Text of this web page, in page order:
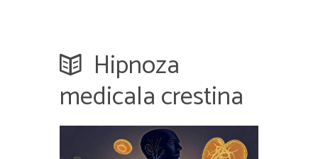
Hipnoza
medicala crestina